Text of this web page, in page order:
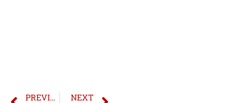
PREVIOUS NEXT